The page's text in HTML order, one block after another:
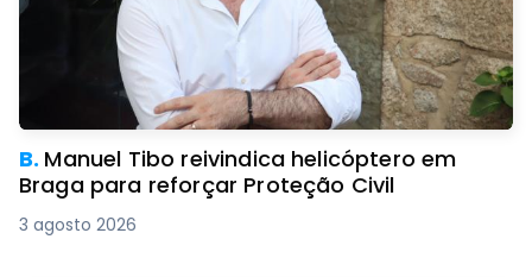
B. Manuel Tibo reivindica helicóptero em
Braga para reforçar Proteção Civil
3 agosto 2026